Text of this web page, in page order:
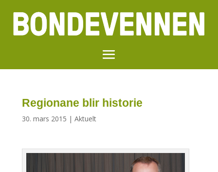
Regionane blir historie
30. mars 2015 | Aktuelt